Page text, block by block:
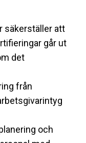
säkerställer att
går ut
det
från
och